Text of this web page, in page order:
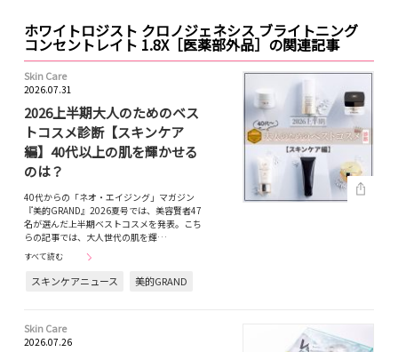
ホワイトロジスト クロノジェネシス ブライトニング
コンセントレイト 1.8X［医薬部外品］の関連記事
Skin Care
2026.07.31
2026上半期大人のためのベス
トコスメ診断【スキンケア
編】40代以上の肌を輝かせる
のは？
40代からの「ネオ・エイジング」マガジン
『美的GRAND』2026夏号では、美容賢者47
名が選んだ上半期ベストコスメを発表。こち
らの記事では、大人世代の肌を輝…
すべて読む
スキンケアニュース 美的GRAND
Skin Care
2026.07.26